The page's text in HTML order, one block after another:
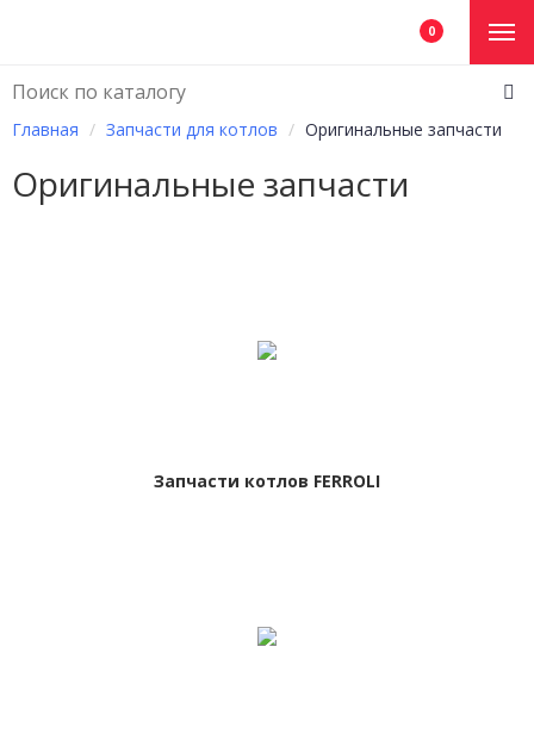
0
Главная Запчасти для котлов Оригинальные запчасти
Оригинальные запчасти
Запчасти котлов FERROLI